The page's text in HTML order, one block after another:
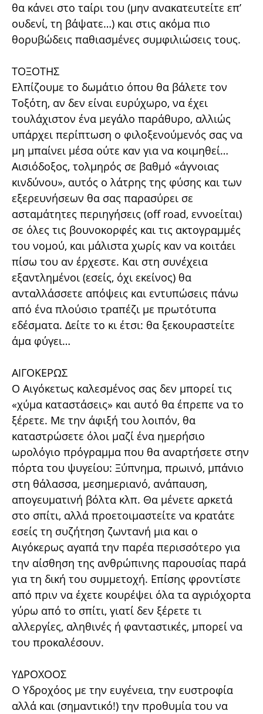
θα κάνει στο ταίρι του (μην ανακατευτείτε επ’
ουδενί, τη βάψατε…) και στις ακόμα πιο
θορυβώδεις παθιασμένες συμφιλιώσεις τους.
ΤΟΞΟΤΗΣ
Ελπίζουμε το δωμάτιο όπου θα βάλετε τον
Τοξότη, αν δεν είναι ευρύχωρο, να έχει
τουλάχιστον ένα μεγάλο παράθυρο, αλλιώς
υπάρχει περίπτωση ο φιλοξενούμενός σας να
μη μπαίνει μέσα ούτε καν για να κοιμηθεί…
Αισιόδοξος, τολμηρός σε βαθμό «άγνοιας
κινδύνου», αυτός ο λάτρης της φύσης και των
εξερευνήσεων θα σας παρασύρει σε
ασταμάτητες περιηγήσεις (off road, εννοείται)
σε όλες τις βουνοκορφές και τις ακτογραμμές
του νομού, και μάλιστα χωρίς καν να κοιτάει
πίσω του αν έρχεστε. Και στη συνέχεια
εξαντλημένοι (εσείς, όχι εκείνος) θα
ανταλλάσσετε απόψεις και εντυπώσεις πάνω
από ένα πλούσιο τραπέζι με πρωτότυπα
εδέσματα. Δείτε το κι έτσι: θα ξεκουραστείτε
άμα φύγει…
ΑΙΓΟΚΕΡΩΣ
Ο Αιγόκετως καλεσμένος σας δεν μπορεί τις
«χύμα καταστάσεις» και αυτό θα έπρεπε να το
ξέρετε. Με την άφιξή του λοιπόν, θα
καταστρώσετε όλοι μαζί ένα ημερήσιο
ωρολόγιο πρόγραμμα που θα αναρτήσετε στην
πόρτα του ψυγείου: Ξύπνημα, πρωινό, μπάνιο
στη θάλασσα, μεσημεριανό, ανάπαυση,
απογευματινή βόλτα κλπ. Θα μένετε αρκετά
στο σπίτι, αλλά προετοιμαστείτε να κρατάτε
εσείς τη συζήτηση ζωντανή μια και ο
Αιγόκερως αγαπά την παρέα περισσότερο για
την αίσθηση της ανθρώπινης παρουσίας παρά
για τη δική του συμμετοχή. Επίσης φροντίστε
από πριν να έχετε κουρέψει όλα τα αγριόχορτα
γύρω από το σπίτι, γιατί δεν ξέρετε τι
αλλεργίες, αληθινές ή φανταστικές, μπορεί να
του προκαλέσουν.
ΥΔΡΟΧΟΟΣ
Ο Υδροχόος με την ευγένεια, την ευστροφία
αλλά και (σημαντικό!) την προθυμία του να